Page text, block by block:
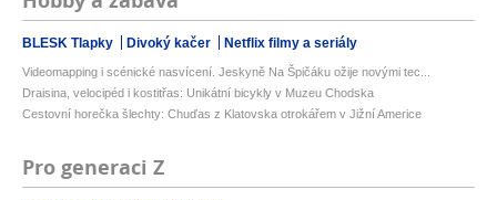
BLESK Tlapky Divoký kačer Netflix filmy a seriály
Videomapping i scénické nasvícení. Jeskyně Na Špičáku ožije novými tec...
Draisina, velocipéd i kostitřas: Unikátní bicykly v Muzeu Chodska
Cestovní horečka šlechty: Chuďas z Klatovska otrokářem v Jižní Americe
Pro generaci Z